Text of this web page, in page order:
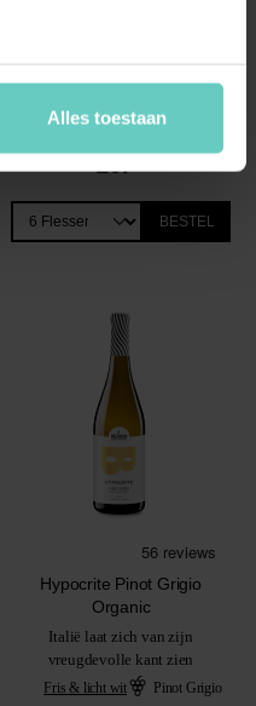
Alles toestaan
10.
BESTEL
Hypocrite Pinot Grigio
Organic
Italië laat zich van zijn
vreugdevolle kant zien
Fris & licht wit Pinot Grigio